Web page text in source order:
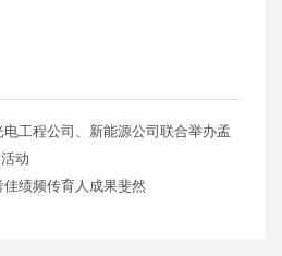
工程公司、新能源公司联合举办孟
动
绩频传育人成果斐然